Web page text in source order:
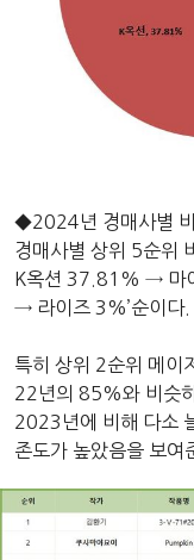
◆2024년 경매사별
경매사별 상위 5순위
K옥션 37.81% → 마
→ 라이즈 3%’순이다.
특히 상위 2순위 메이
22년의 85%와 비슷
2023년에 비해 다소
존도가 높았음을 보여